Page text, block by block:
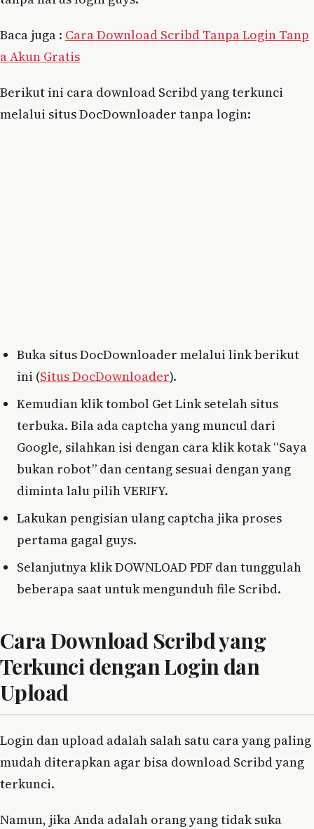
Baca juga : Cara Download Scribd Tanpa Login Tanp
a Akun Gratis
Berikut ini cara download Scribd yang terkunci
melalui situs DocDownloader tanpa login:
Buka situs DocDownloader melalui link berikut
ini (Situs DocDownloader).
Kemudian klik tombol Get Link setelah situs
terbuka. Bila ada captcha yang muncul dari
Google, silahkan isi dengan cara klik kotak “Saya
bukan robot” dan centang sesuai dengan yang
diminta lalu pilih VERIFY.
Lakukan pengisian ulang captcha jika proses
pertama gagal guys.
Selanjutnya klik DOWNLOAD PDF dan tunggulah
beberapa saat untuk mengunduh file Scribd.
Cara Download Scribd yang
Terkunci dengan Login dan
Upload
Login dan upload adalah salah satu cara yang paling
mudah diterapkan agar bisa download Scribd yang
terkunci.
Namun, jika Anda adalah orang yang tidak suka